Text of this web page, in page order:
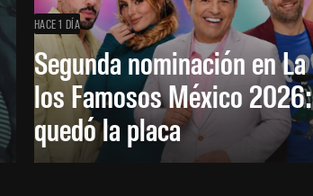
HACE 1 DÍA
Segunda nominación en La
los Famosos México
quedó la placa